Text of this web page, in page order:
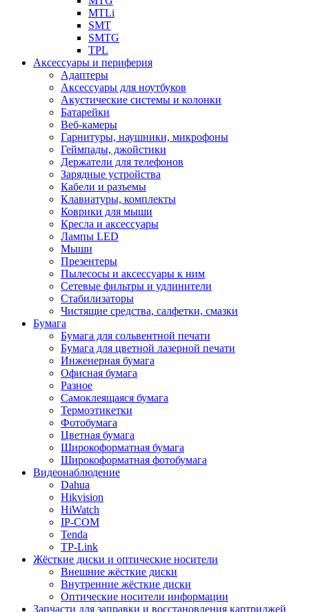
MTLi
SMT
SMTG
TPL
Аксессуары и периферия
Адаптеры
Аксессуары для ноутбуков
Акустические системы и колонки
Батарейки
Веб-камеры
Гарнитуры, наушники, микрофоны
Геймпады, джойстики
Держатели для телефонов
Зарядные устройства
Кабели и разъемы
Клавиатуры, комплекты
Коврики для мыши
Кресла и аксессуары
Лампы LED
Мыши
Презентеры
Пылесосы и аксессуары к ним
Сетевые фильтры и удлинители
Стабилизаторы
Чистящие средства, салфетки, смазки
Бумага
Бумага для сольвентной печати
Бумага для цветной лазерной печати
Инженерная бумага
Офисная бумага
Разное
Самоклеящаяся бумага
Термоэтикетки
Фотобумага
Цветная бумага
Широкоформатная бумага
Широкоформатная фотобумага
Видеонаблюдение
Dahua
Hikvision
HiWatch
IP-COM
Tenda
TP-Link
Жёсткие диски и оптические носители
Внешние жёсткие диски
Внутренние жёсткие диски
Оптические носители информации
Запчасти для заправки и восстановления картриджей